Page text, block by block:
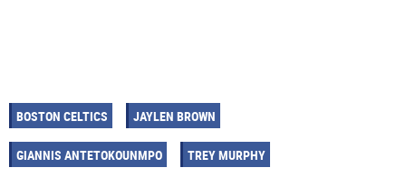
BOSTON CELTICS JAYLEN BROWN
GIANNIS ANTETOKOUNMPO TREY MURPHY